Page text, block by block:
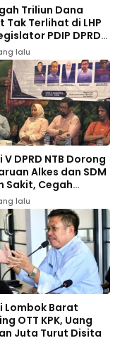
Triliun Dana
Tak Terlihat di LHP
PDIP DPRD
Audit
lalu
V DPRD NTB Dorong
Alkes dan SDM
Sakit, Cegah
Salah Diagnosis
Rujukan Bima-
lalu
Lombok Barat
OTT KPK, Uang
Juta Turut Disita